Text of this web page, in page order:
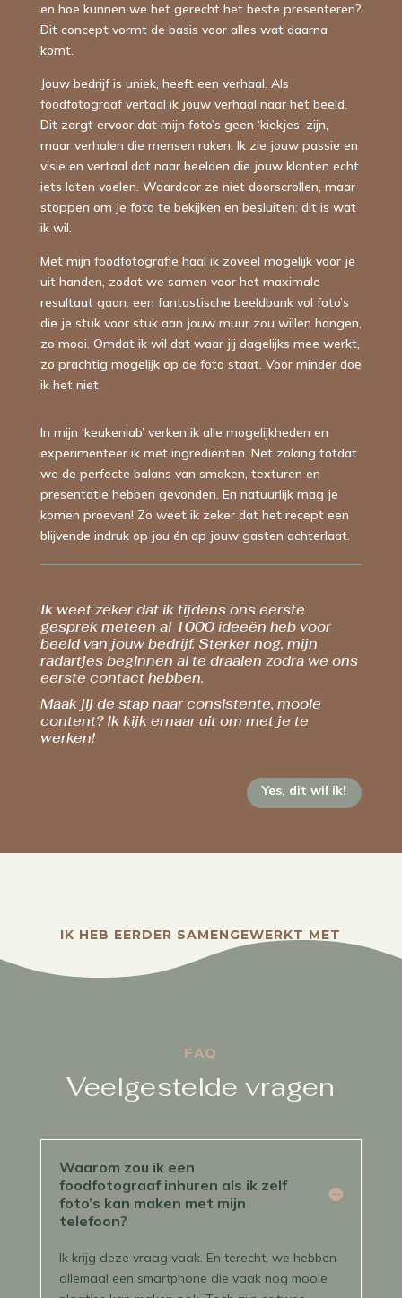
en hoe kunnen we het gerecht het beste presenteren?
Dit concept vormt de basis voor alles wat daarna
komt.
Jouw bedrijf is uniek, heeft een verhaal. Als
foodfotograaf vertaal ik jouw verhaal naar het beeld.
Dit zorgt ervoor dat mijn foto’s geen ‘kiekjes’ zijn,
maar verhalen die mensen raken. Ik zie jouw passie en
visie en vertaal dat naar beelden die jouw klanten echt
iets laten voelen. Waardoor ze niet doorscrollen, maar
stoppen om je foto te bekijken en besluiten: dit is wat
ik wil.⁠
Met mijn foodfotografie haal ik zoveel mogelijk voor je
uit handen, zodat we samen voor het maximale
resultaat gaan: een fantastische beeldbank vol foto’s
die je stuk voor stuk aan jouw muur zou willen hangen,
zo mooi. Omdat ik wil dat waar jij dagelijks mee werkt,
zo prachtig mogelijk op de foto staat. Voor minder doe
ik het niet.
In mijn ‘keukenlab’ verken ik alle mogelijkheden en
experimenteer ik met ingrediënten. Net zolang totdat
we de perfecte balans van smaken, texturen en
presentatie hebben gevonden. En natuurlijk mag je
komen proeven! Zo weet ik zeker dat het recept een
blijvende indruk op jou én op jouw gasten achterlaat.
Ik weet zeker dat ik tijdens ons eerste
gesprek meteen al 1000 ideeën heb voor
beeld van jouw bedrijf. Sterker nog, mijn
radartjes beginnen al te draaien zodra we ons
eerste contact hebben.
Maak jij de stap naar consistente, mooie
content? Ik kijk ernaar uit om met je te
werken!
Yes, dit wil ik!
IK HEB EERDER SAMENGEWERKT MET
FAQ
Veelgestelde vragen
Waarom zou ik een
foodfotograaf inhuren als ik zelf
foto’s kan maken met mijn
telefoon?
Ik krijg deze vraag vaak. En terecht, we hebben
allemaal een smartphone die vaak nog mooie